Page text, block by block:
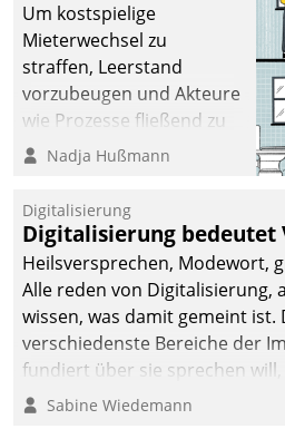
Um kostspielige
Mieterwechsel zu
straffen, Leerstand
vorzubeugen und Akteure
wie Prozesse fließend zu
vernetzen, nutzt die
Jahresbeginn eine
Überblick, Einsicht und
Eingriff bietende Lösung.
Zur Entwicklung setzte
man auf
Cloudtechnologie,
bewährte und Startup-
agile Projektmethoden.
Nadja Hußmann
Digitalisierung
Digitalisierung bedeutet
Heilsversprechen, Modewort,
Alle reden von Digitalisierung,
wissen, was damit gemeint
verschiedenste Bereiche der
fundiert über sie sprechen
klären. Ein Aspekt ist die
Sabine Wiedemann